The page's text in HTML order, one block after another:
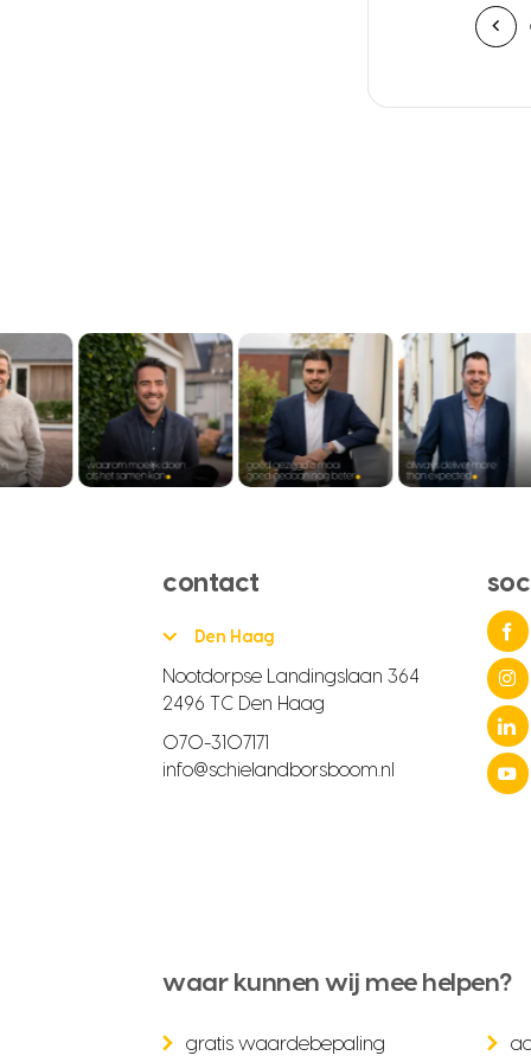
contact
Den Haag
Nootdorpse Landingslaan 364
2496 TC Den Haag
070-3107171
info@schielandborsboom.nl
waar kunnen wij mee helpen?
gratis waardebepaling